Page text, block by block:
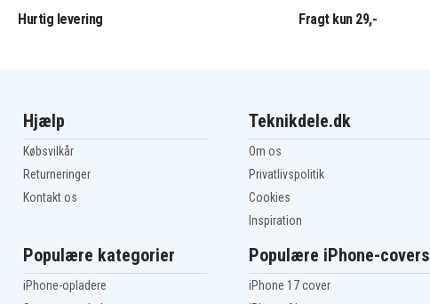
Hurtig levering Fragt kun 29,-
Hjælp
Købsvilkår
Returneringer
Kontakt os
Teknikdele.dk
Om os
Privatlivspolitik
Cookies
Inspiration
Populære kategorier
iPhone-opladere
Populære iPhone-covers
iPhone 17 cover